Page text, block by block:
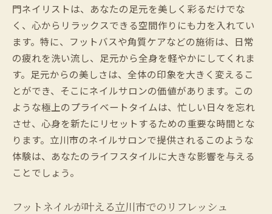
門ネイリストは、あなたの足元を美しく彩るだけでな
く、心からリラックスできる空間作りにも力を入れてい
ます。特に、フットバスや角質ケアなどの施術は、日常
の疲れを洗い流し、足元から全身を軽やかにしてくれま
す。足元からの美しさは、全体の印象を大きく変えるこ
とができ、そこにネイルサロンの価値があります。この
ような極上のプライベートタイムは、忙しい日々を忘れ
させ、心身を新たにリセットするための重要な時間とな
ります。立川市のネイルサロンで提供されるこのような
体験は、あなたのライフスタイルに大きな影響を与える
ことでしょう。
フットネイルが叶える立川市でのリフレッシュ